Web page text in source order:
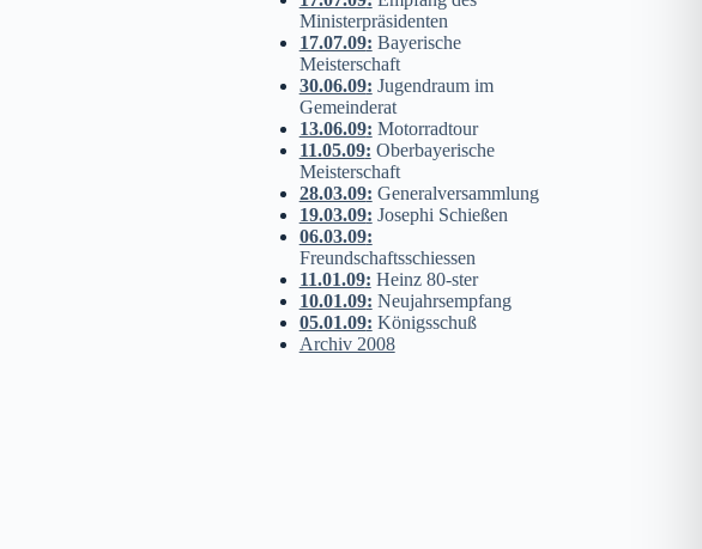
Ministerpräsidenten
17.07.09: Bayerische
Meisterschaft
30.06.09: Jugendraum im
Gemeinderat
13.06.09: Motorradtour
11.05.09: Oberbayerische
Meisterschaft
28.03.09: Generalversammlung
19.03.09: Josephi Schießen
06.03.09:
Freundschaftsschiessen
11.01.09: Heinz 80-ster
10.01.09: Neujahrsempfang
05.01.09: Königsschuß
Archiv 2008